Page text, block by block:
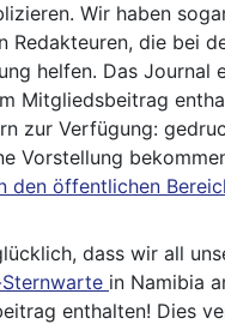
Wir haben
Redakteuren, die bei
helfen. Das Journal
Mitgliedsbeitrag
zur Verfügung:
Vorstellung
den öffentlichen
dass wir all
in Namibia
enthalten! Dies